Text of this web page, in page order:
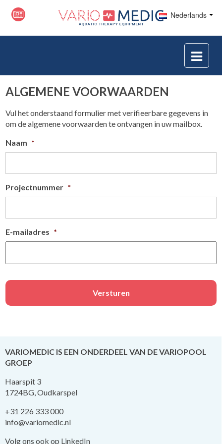
Nederlands
ALGEMENE VOORWAARDEN
Vul het onderstaand formulier met verifieerbare gegevens in
om de algemene voorwaarden te ontvangen in uw mailbox.
Naam *
Projectnummer *
E-mailadres *
VARIOMEDIC IS EEN ONDERDEEL VAN DE VARIOPOOL
GROEP
Haarspit 3
1724BG, Oudkarspel
+31 226 333 000
info@variomedic.nl
Volg ons ook op LinkedIn